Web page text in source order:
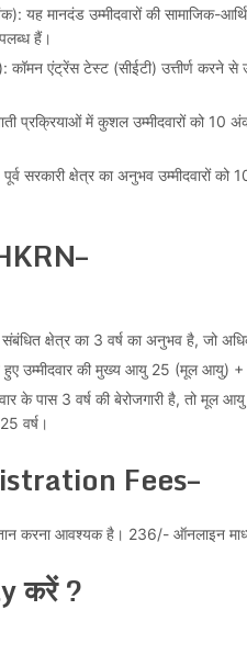
यह मानदंड उम्मीदवारों की सामाजिक-
हैं।
कॉमन एंट्रेंस टेस्ट (सीईटी) उत्तीर्ण करने
प्रक्रियाओं में कुशल उम्मीदवारों को 10
सरकारी क्षेत्र का अनुभव उम्मीदवारों को
क्षेत्र का 3 वर्ष का अनुभव है, जो
उम्मीदवार की मुख्य आयु 25 (मूल आयु) +
के पास 3 वर्ष की बेरोजगारी है, तो मूल
वर्ष।
Fees–
करना आवश्यक है। 236/- ऑनलाइन
करें ?